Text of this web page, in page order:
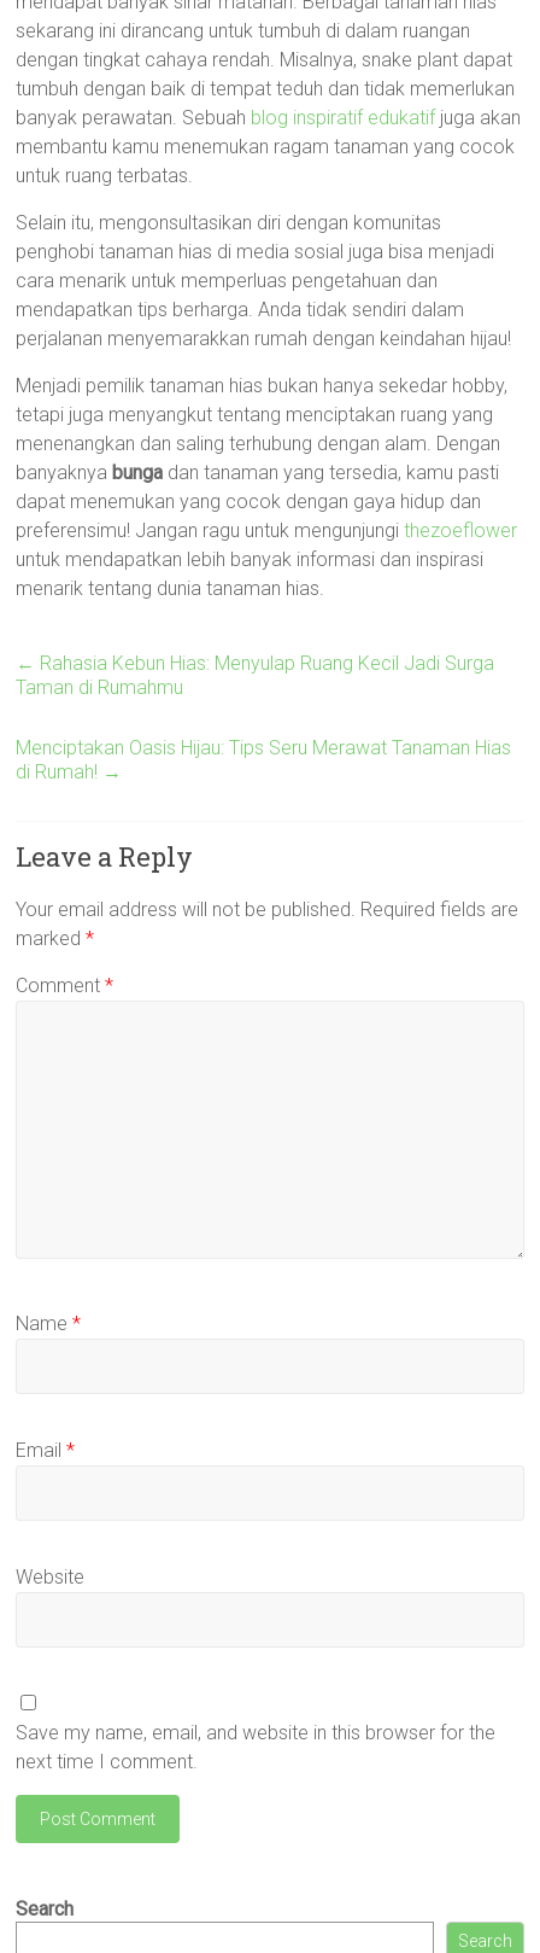
sekarang ini dirancang untuk tumbuh di dalam ruangan
dengan tingkat cahaya rendah. Misalnya, snake plant dapat
tumbuh dengan baik di tempat teduh dan tidak memerlukan
banyak perawatan. Sebuah blog inspiratif edukatifjuga akan
membantu kamu menemukan ragam tanaman yang cocok
untuk ruang terbatas.
Selain itu, mengonsultasikan diri dengan komunitas
penghobi tanaman hias di media sosial juga bisa menjadi
cara menarik untuk memperluas pengetahuan dan
mendapatkan tips berharga. Anda tidak sendiri dalam
perjalanan menyemarakkan rumah dengan keindahan hijau!
Menjadi pemilik tanaman hias bukan hanya sekedar hobby,
tetapi juga menyangkut tentang menciptakan ruang yang
menenangkan dan saling terhubung dengan alam. Dengan
banyaknya bunga dan tanaman yang tersedia, kamu pasti
dapat menemukan yang cocok dengan gaya hidup dan
preferensimu! Jangan ragu untuk mengunjungithezoeflower
untuk mendapatkan lebih banyak informasi dan inspirasi
menarik tentang dunia tanaman hias.
← Rahasia Kebun Hias: Menyulap Ruang Kecil Jadi Surga
Taman di Rumahmu
Menciptakan Oasis Hijau: Tips Seru Merawat Tanaman Hias
di Rumah! →
Leave a Reply
Your email address will not be published. Required fields are
marked*
Comment*
Name*
Email*
Website
Save my name, email, and website in this browser for the
next time I comment.
Search
Search